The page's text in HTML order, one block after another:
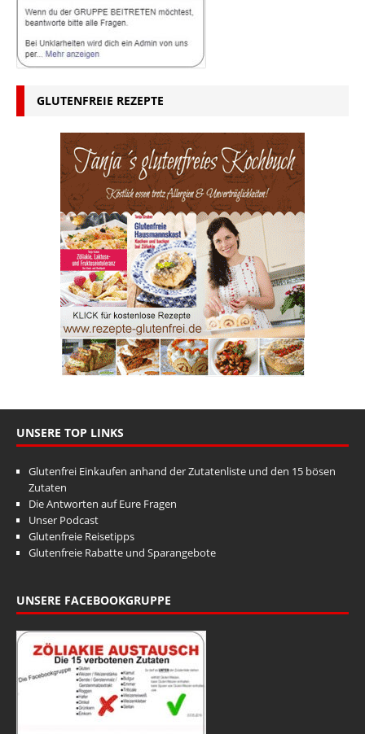
GLUTENFREIE REZEPTE
UNSERE TOP LINKS
Glutenfrei Einkaufen anhand der Zutatenliste und den 15 bösen
Zutaten
Die Antworten auf Eure Fragen
Unser Podcast
Glutenfreie Reisetipps
Glutenfreie Rabatte und Sparangebote
UNSERE FACEBOOKGRUPPE